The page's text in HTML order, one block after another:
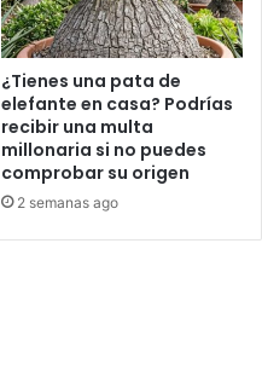
¿Tienes una pata de
elefante en casa? Podrías
recibir una multa
millonaria si no puedes
comprobar su origen
2 semanas ago